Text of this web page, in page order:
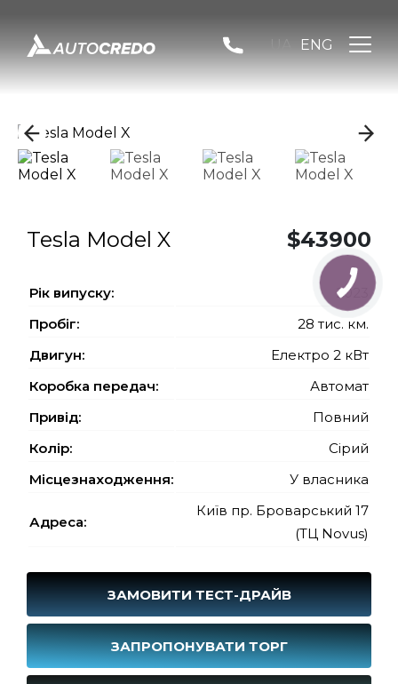
ENG
Tesla Model X $43900
Рiк випуску:
2023
Пробіг:
28 тис. км.
Двигун:
Електро 2 кВт
Коробка передач:
Автомат
Привід:
Повний
Колір:
Сірий
Місцезнаходження:
У власника
Адреса:
Київ пр. Броварський 17
(ТЦ Novus)
ЗАМОВИТИ ТЕСТ-ДРАЙВ
ЗАПРОПОНУВАТИ ТОРГ